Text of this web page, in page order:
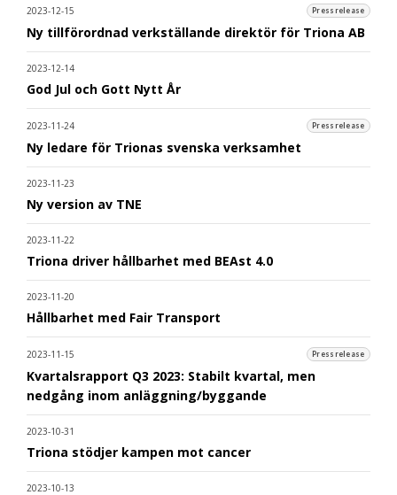
2023-12-15 Pressrelease
Ny tillförordnad verkställande direktör för Triona AB
2023-12-14
God Jul och Gott Nytt År
2023-11-24 Pressrelease
Ny ledare för Trionas svenska verksamhet
2023-11-23
Ny version av TNE
2023-11-22
Triona driver hållbarhet med BEAst 4.0
2023-11-20
Hållbarhet med Fair Transport
2023-11-15 Pressrelease
Kvartalsrapport Q3 2023: Stabilt kvartal, men
nedgång inom anläggning/byggande
2023-10-31
Triona stödjer kampen mot cancer
2023-10-13